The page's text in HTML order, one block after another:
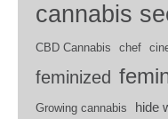
cannabis
CBD Cannabis chef
feminized
Growing cannabis hide